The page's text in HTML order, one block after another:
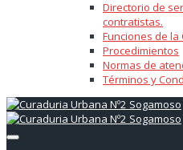
Directorio de
contratistas.
Funciones de la
Procedimientos
Normas de
Términos y